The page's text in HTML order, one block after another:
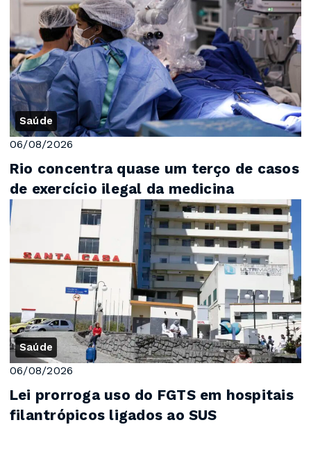
Saúde
06/08/2026
Rio concentra quase um terço de casos
de exercício ilegal da medicina
Saúde
06/08/2026
Lei prorroga uso do FGTS em hospitais
filantrópicos ligados ao SUS